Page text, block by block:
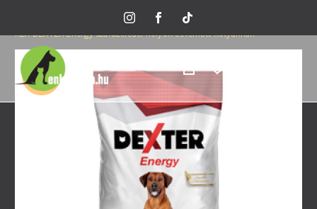
Rex kutyatápok
REX DEXTER Energy szárazeledel kölyök és felnőtt kutyáknak
-15%